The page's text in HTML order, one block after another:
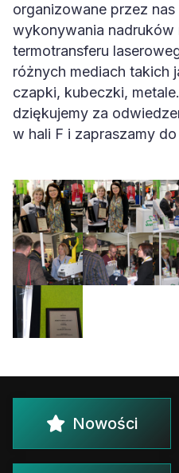
organizowane przez nas
wykonywania nadruków
termotransferu
różnych mediach takich
czapki, kubeczki,
dziękujemy za
w hali F i zapraszamy do
Nowości